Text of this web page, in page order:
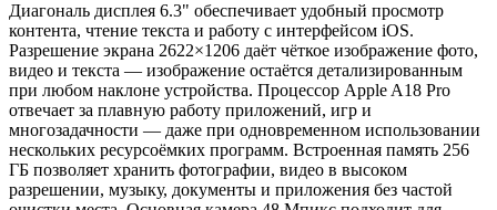
Диагональ дисплея 6.3" обеспечивает удобный просмотр
контента, чтение текста и работу с интерфейсом iOS.
Разрешение экрана 2622×1206 даёт чёткое изображение фото,
видео и текста — изображение остаётся детализированным
при любом наклоне устройства. Процессор Apple A18 Pro
отвечает за плавную работу приложений, игр и
многозадачности — даже при одновременном использовании
нескольких ресурсоёмких программ. Встроенная память 256
ГБ позволяет хранить фотографии, видео в высоком
разрешении, музыку, документы и приложения без частой